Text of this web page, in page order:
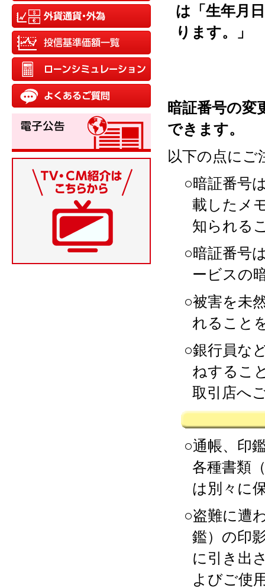
は「生年月
ります。」
暗証番号の変
できます。
以下の点にご
○暗証番号
載したメ
知られる
○暗証番号
ービスの
○被害を未
れること
○銀行員な
ねするこ
取引店へ
○通帳、印
各種書類
は別々に
○盗難に遭
鑑）の印
に引き出
よびご使